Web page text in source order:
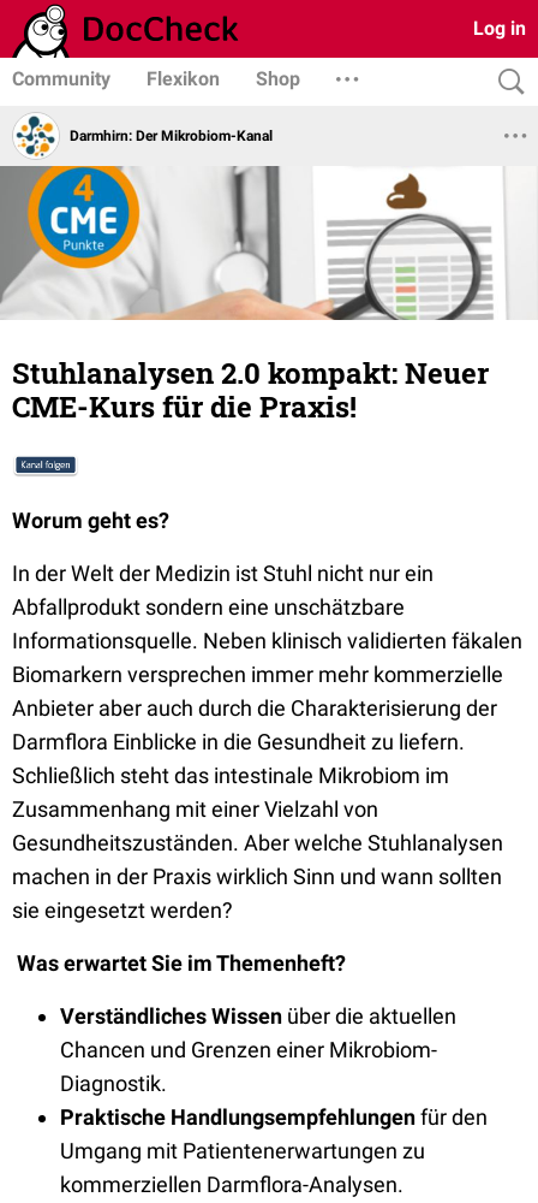
Log in
Community Flexikon Shop
Darmhirn: Der Mikrobiom-Kanal
Stuhlanalysen 2.0 kompakt: Neuer
CME-Kurs für die Praxis!
Worum geht es?
In der Welt der Medizin ist Stuhl nicht nur ein
Abfallprodukt sondern eine unschätzbare
Informationsquelle. Neben klinisch validierten fäkalen
Biomarkern versprechen immer mehr kommerzielle
Anbieter aber auch durch die Charakterisierung der
Darmflora Einblicke in die Gesundheit zu liefern.
Schließlich steht das intestinale Mikrobiom im
Zusammenhang mit einer Vielzahl von
Gesundheitszuständen. Aber welche Stuhlanalysen
machen in der Praxis wirklich Sinn und wann sollten
sie eingesetzt werden?
Was erwartet Sie im Themenheft?
Verständliches Wissen über die aktuellen
Chancen und Grenzen einer Mikrobiom-
Diagnostik.
Praktische Handlungsempfehlungenfür den
Umgang mit Patientenerwartungen zu
kommerziellen Darmflora-Analysen.